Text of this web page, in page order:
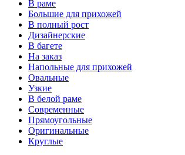
В раме
Большие для прихожей
В полный рост
Дизайнерские
В багете
На заказ
Напольные для прихожей
Овальные
Узкие
В белой раме
Современные
Прямоугольные
Оригинальные
Круглые